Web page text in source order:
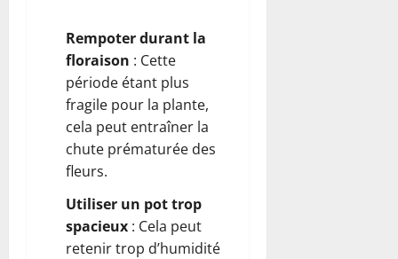
Rempoter durant la
floraison : Cette
période étant plus
fragile pour la plante,
cela peut entraîner la
chute prématurée des
fleurs.
Utiliser un pot trop
spacieux : Cela peut
retenir trop d’humidité